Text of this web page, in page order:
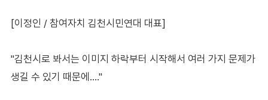
[이정인 / 참여자치 김천시민연대 대표]
"김천시로 봐서는 이미지 하락부터 시작해서 여러 가지 문제가
생길 수 있기 때문에…."